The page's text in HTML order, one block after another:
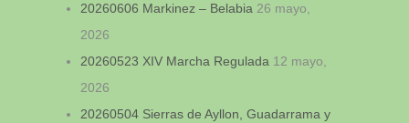
20260606 Markinez – Belabia 26 mayo,
2026
20260523 XIV Marcha Regulada 12 mayo,
2026
20260504 Sierras de Ayllon, Guadarrama y